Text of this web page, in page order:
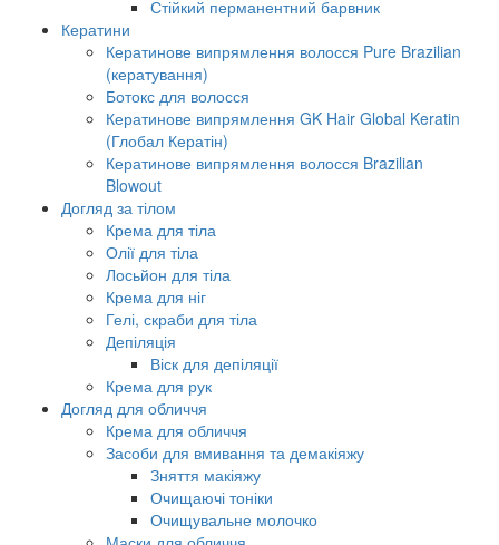
Стійкий перманентний барвник
Кератини
Кератинове випрямлення волосся Pure Brazilian
(кератування)
Ботокс для волосся
Кератинове випрямлення GK Hair Global Keratin
(Глобал Кератін)
Кератинове випрямлення волосся Brazilian
Blowout
Догляд за тілом
Крема для тіла
Олії для тіла
Лосьйон для тіла
Крема для ніг
Гелі, скраби для тіла
Депіляція
Віск для депіляції
Крема для рук
Догляд для обличчя
Крема для обличчя
Засоби для вмивання та демакіяжу
Зняття макіяжу
Очищаючі тоніки
Очищувальне молочко